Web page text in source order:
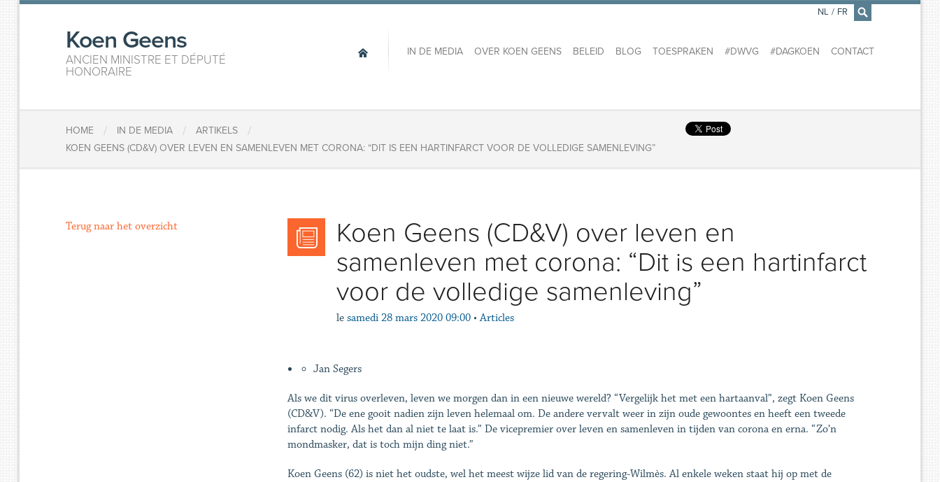
×
Koen Geens
ANCIEN MINISTRE ET DÉPUTÉ
HONORAIRE
IN DE MEDIA OVER KOEN GEENS BELEID BLOG TOESPRAKEN #DWVG #DAGKOEN CONTACT
NL / FR
HOME / IN DE MEDIA / ARTIKELS /
KOEN GEENS (CD&V) OVER LEVEN EN SAMENLEVEN MET CORONA: “DIT IS EEN HARTINFARCT VOOR DE VOLLEDIGE SAMENLEVING”
Koen Geens (CD&V) over leven en
samenleven met corona: “Dit is een hartinfarct
voor de volledige samenleving”
le samedi 28 mars 2020 09:00 • Articles
Jan Segers
Als we dit virus overleven, leven we morgen dan in een nieuwe wereld? “Vergelijk het met een hartaanval”, zegt Koen Geens
(CD&V). “De ene gooit nadien zijn leven helemaal om. De andere vervalt weer in zijn oude gewoontes en heeft een tweede
infarct nodig. Als het dan al niet te laat is.” De vicepremier over leven en samenleven in tijden van corona en erna. “Zo’n
mondmasker, dat is toch mijn ding niet.”
Koen Geens (62) is niet het oudste, wel het meest wijze lid van de regering-Wilmès. Al enkele weken staat hij op met de
Terug naar het overzicht